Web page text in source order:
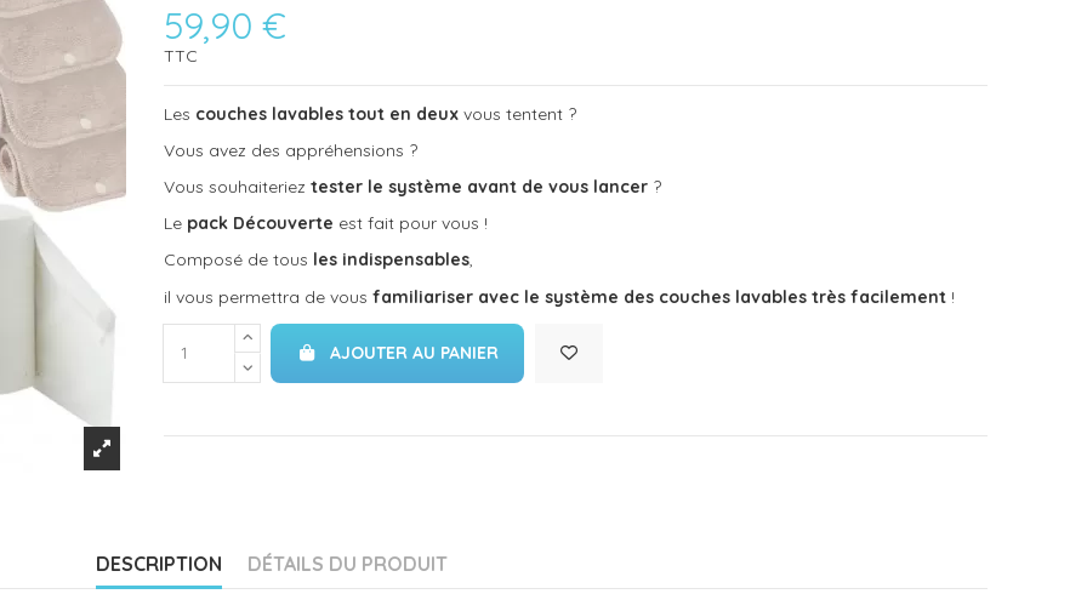
59,90 €
TTC
Les couches lavables tout en deuxvous tentent ?
Vous avez des appréhensions ?
Vous souhaiteriez tester le système avant de vous lancer ?
Le pack Découverte est fait pour vous !
Composé de tous les indispensables,
il vous permettra de vous familiariser avec le système des couches lavables très facilement!
AJOUTER AU PANIER
DESCRIPTION DÉTAILS DU PRODUIT